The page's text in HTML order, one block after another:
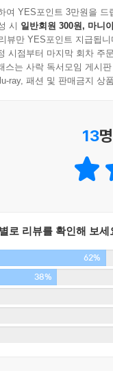
카를 아브라함(정
.)그리고 정신질환을
여 YES포인트 3만원을 드
시 일반회원 300원, 마니
뷰만 YES포인트 지급됩니
시점부터 마지막 회차 주
스는 사락 독서모임 게시
ray, 패션 및 판매금지 상
13
로 리뷰를 확인해 보세
62%
38%